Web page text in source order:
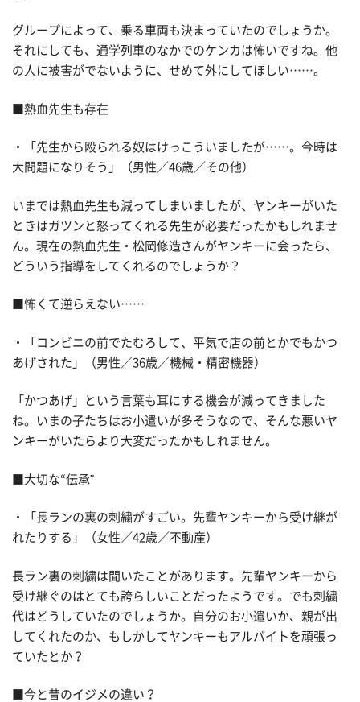
グループによって、乗る車両も決まっていたのでしょうか。
それにしても、通学列車のなかでのケンカは怖いですね。他
の人に被害がでないように、せめて外にしてほしい……。
■熱血先生も存在
・「先生から殴られる奴はけっこういましたが……。今時は
大問題になりそう」（男性／46歳／その他）
いまでは熱血先生も減ってしまいましたが、ヤンキーがいた
ときはガツンと怒ってくれる先生が必要だったかもしれませ
ん。現在の熱血先生・松岡修造さんがヤンキーに会ったら、
どういう指導をしてくれるのでしょうか？
■怖くて逆らえない……
・「コンビニの前でたむろして、平気で店の前とかでもかつ
あげされた」（男性／36歳／機械・精密機器）
「かつあげ」という言葉も耳にする機会が減ってきました
ね。いまの子たちはお小遣いが多そうなので、そんな悪いヤ
ンキーがいたらより大変だったかもしれません。
■大切な“伝承"
・「長ランの裏の刺繍がすごい。先輩ヤンキーから受け継が
れたりする」（女性／42歳／不動産）
長ラン裏の刺繍は聞いたことがあります。先輩ヤンキーから
受け継ぐのはとても誇らしいことだったようです。でも刺繍
代はどうしていたのでしょうか。自分のお小遣いか、親が出
してくれたのか、もしかしてヤンキーもアルバイトを頑張っ
ていたとか？
■今と昔のイジメの違い？